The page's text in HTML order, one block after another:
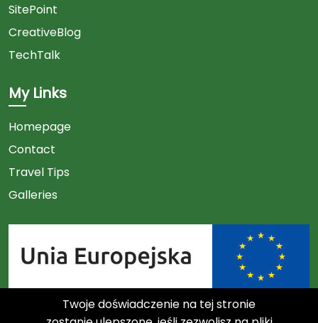
SitePoint
CreativeBlog
TechTalk
My Links
Homepage
Contact
Travel Tips
Galleries
Twoje doświadczenie na tej stronie